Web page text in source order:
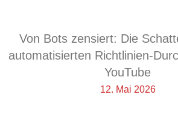
Von Bots zensiert: Die
automatisierten Richtlinien-
YouTube
12. Mai 2026